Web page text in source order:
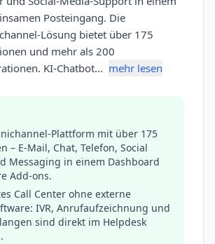
Posteingang. Die
Lösung bietet über 175
und mehr als 200
KI-Chatbot… mehr lesen
Plattform mit über 175
– E-Mail, Chat, Telefon, Social
Messaging in einem Dashboard
Add-ons.
Call Center ohne externe
IVR, Anrufaufzeichnung und
sind direkt im Helpdesk